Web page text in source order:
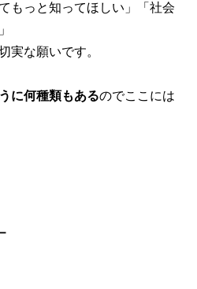
もっと知ってほしい」「社会
実な願いです。
に何種類もあるのでここには